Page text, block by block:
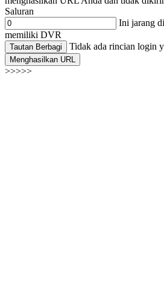
Saluran
Ini jarang
memiliki DVR
Tautan Berbagi Tidak ada rincian login
Menghasilkan URL
>>>>>